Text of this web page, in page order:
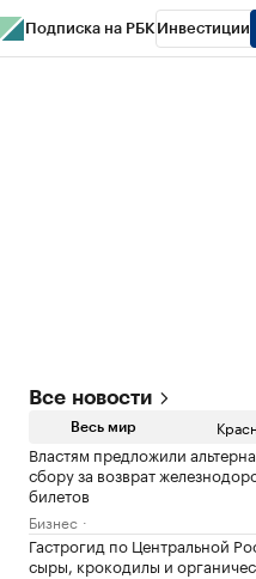
Подписка на РБК Инвестиции
Все новости
Весь мир
Властям предложили
сбору за возврат
билетов
Бизнес
Гастрогид по Центральной
сыры, крокодилы и